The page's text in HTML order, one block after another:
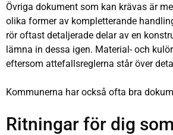
Övriga dokument som kan krävas är
olika former av kompletterande
rör oftast detaljerade delar av en
lämna in dessa igen. Material- och
eftersom attefallsreglerna står över
Kommunerna har också ofta bra
Ritningar för dig